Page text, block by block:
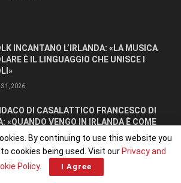
INCANTANO L’IRLANDA: «LA MUSICA
È IL LINGUAGGIO CHE UNISCE I
31, 2026
DI CASALATTICO FRANCESCO DI
«QUANDO VENGO IN IRLANDA È COME
A CASA».
27, 2026
By continuing to use this website you
cookies being used. Visit our Privacy and
Policy. I Agree